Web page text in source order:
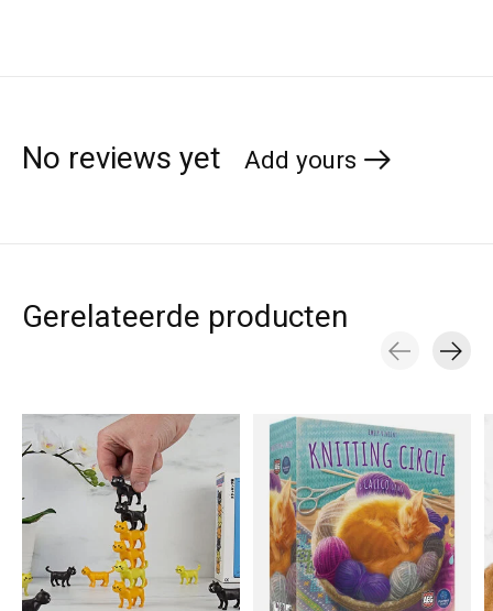
No reviews yet Add yours
Gerelateerde producten